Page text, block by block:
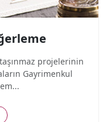
projelerinin
Gayrimenkul